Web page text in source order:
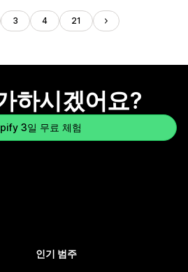
3 4 21
하시겠어요?
3일 무료 체험
인기 범주